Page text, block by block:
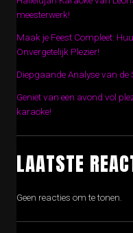
meesterwerk!
Maak je Feest Compleet:
Onvergetelijk Plezier!
Diepgaande Analyse van
Geniet van een avond vol
karaoke!
LAATSTE
Geen reacties om te tonen.